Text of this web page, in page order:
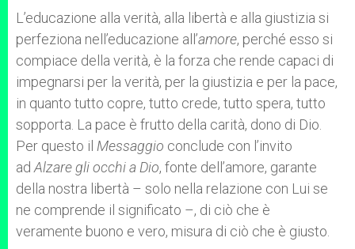
L’educazione alla verità, alla libertà e alla giustizia si
perfeziona nell’educazione all’amore, perché esso si
compiace della verità, è la forza che rende capaci di
impegnarsi per la verità, per la giustizia e per la pace,
in quanto tutto copre, tutto crede, tutto spera, tutto
sopporta. La pace è frutto della carità, dono di Dio.
Per questo il Messaggio conclude con l’invito
ad Alzare gli occhi a Dio, fonte dell’amore, garante
della nostra libertà – solo nella relazione con Lui se
ne comprende il significato –, di ciò che è
veramente buono e vero, misura di ciò che è giusto.